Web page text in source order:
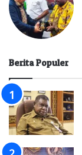
Berita Populer